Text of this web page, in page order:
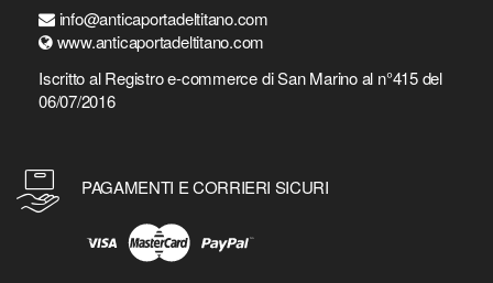
info@anticaportadeltitano.com
www.anticaportadeltitano.com
Iscritto al Registro e-commerce di San Marino al n°415 del
06/07/2016
PAGAMENTI E CORRIERI SICURI